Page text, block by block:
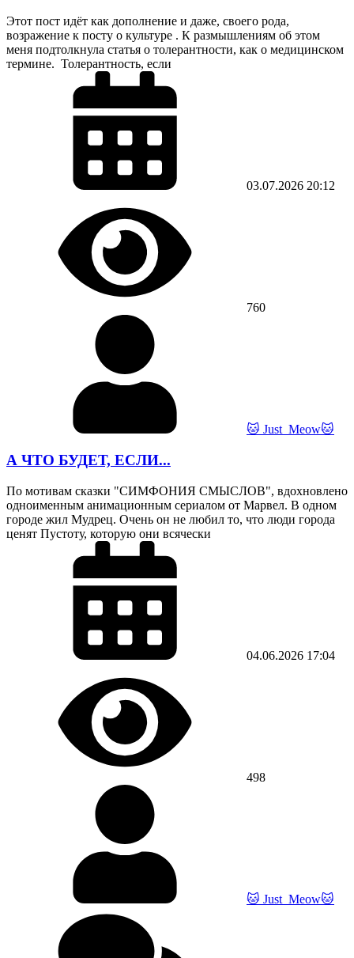
Этот пост идёт как дополнение и даже, своего рода,
возражение к посту о культуре . К размышлениям об этом
меня подтолкнула статья о толерантности, как о медицинском
термине. Толерантность, если
03.07.2026 20:12
760
🐱 Just_Meow🐱
А ЧТО БУДЕТ, ЕСЛИ...
По мотивам сказки "СИМФОНИЯ СМЫСЛОВ", вдохновлено
одноименным анимационным сериалом от Марвел. В одном
городе жил Мудрец. Очень он не любил то, что люди города
ценят Пустоту, которую они всячески
04.06.2026 17:04
498
🐱 Just_Meow🐱